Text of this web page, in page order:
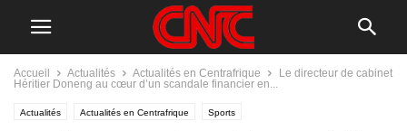
Accueil Actualités Actualités en Centrafrique
Le directeur de cabinet
Héritier Doneng au cœur d’un scandale financier en...
Actualités Actualités en Centrafrique Sports